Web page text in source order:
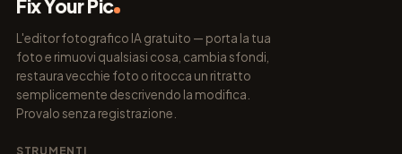
Fix Your Pic
L'editor fotografico IA gratuito — porta la tua
foto e rimuovi qualsiasi cosa, cambia sfondi,
restaura vecchie foto o ritocca un ritratto
semplicemente descrivendo la modifica.
Provalo senza registrazione.
STRUMENTI